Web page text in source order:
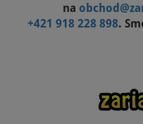
na
+421 918 228 898.